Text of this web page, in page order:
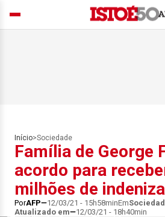
Início>Sociedade
Família de George
acordo para
milhões de
PorAFP 12/03/21 - 15h58minEm
Atualizado em
12/03/21 - 18h40min